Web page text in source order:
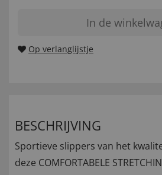
In de
Op verlanglijstje
BESCHRIJVING
Sportieve slippers van het
deze COMFORTABELE